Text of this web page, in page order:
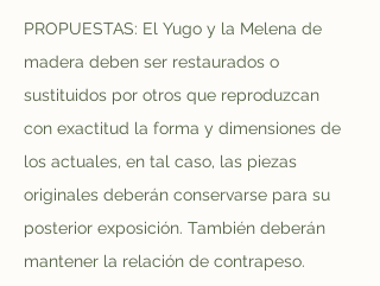
PROPUESTAS: El Yugo y la Melena de
madera deben ser restaurados o
sustituidos por otros que reproduzcan
con exactitud la forma y dimensiones de
los actuales, en tal caso, las piezas
originales deberán conservarse para su
posterior exposición. También deberán
mantener la relación de contrapeso.